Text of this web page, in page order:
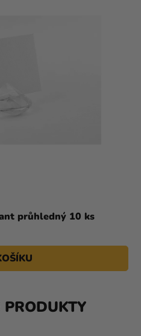
průhledný 10 ks